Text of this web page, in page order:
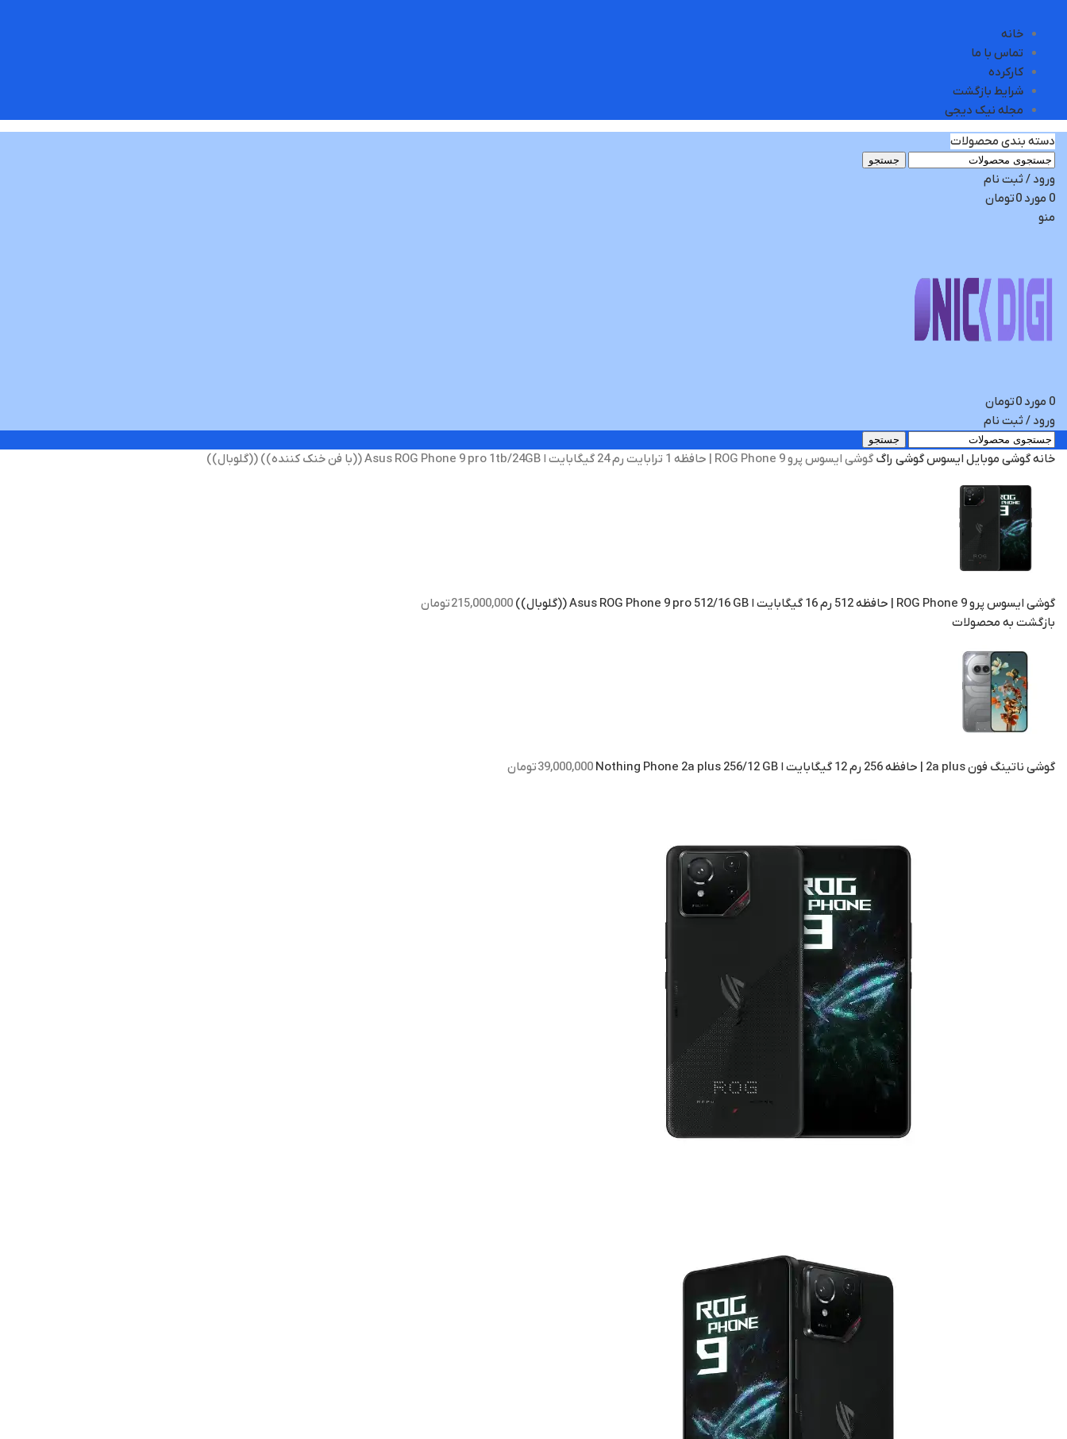
خانه
تماس با ما
کارکرده
شرایط بازگشت
مجله نیک دیجی
دسته بندی محصولات
جستجو
ورود / ثبت نام
0 مورد 0تومان
منو
0 مورد 0تومان
ورود / ثبت نام
جستجو
خانهگوشی موبایل ایسوسگوشی راگ گوشی ایسوس پرو ROG Phone 9 | حافظه 1 ترابایت رم 24 گیگابایت ا Asus ROG Phone 9 pro 1tb/24GB ((با فن خنک کننده)) ((گلوبال))
گوشی ایسوس پرو ROG Phone 9 | حافظه 512 رم 16 گیگابایت ا Asus ROG Phone 9 pro 512/16 GB ((گلوبال)) 215,000,000تومان
بازگشت به محصولات
گوشی ناتینگ فون 2a plus | حافظه 256 رم 12 گیگابایت ا Nothing Phone 2a plus 256/12 GB 39,000,000تومان